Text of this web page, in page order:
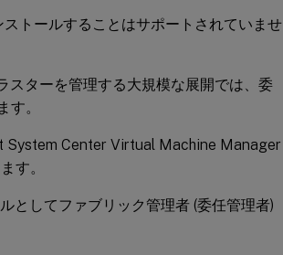
トールすることはサポートされていませ
ターを管理する大規模な展開では、委
。
System Center Virtual Machine Manager
す。
としてファブリック管理者 (委任管理者)